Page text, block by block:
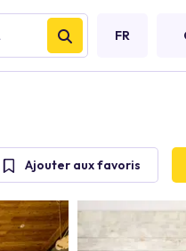
FR
Ajouter aux favoris